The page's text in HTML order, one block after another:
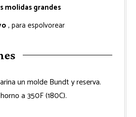
molidas grandes
, para espolvorear
un molde Bundt y reserva.
a 350F (180C).